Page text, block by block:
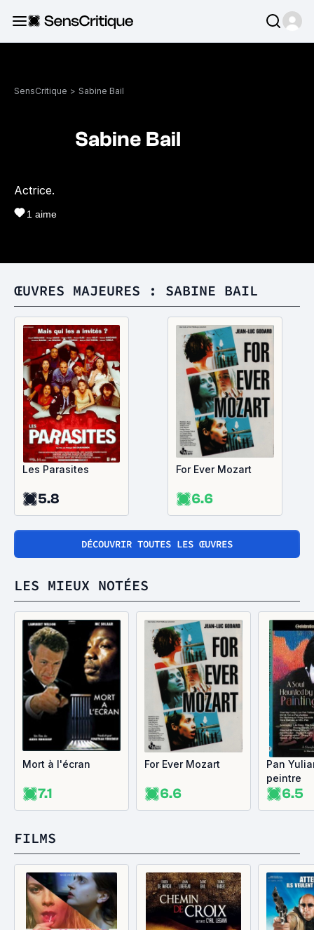
SensCritique > Sabine Bail
Sabine Bail
Actrice.
1 aime
ŒUVRES MAJEURES : SABINE BAIL
Les Parasites
5.8
For Ever Mozart
6.6
DÉCOUVRIR TOUTES LES ŒUVRES
LES MIEUX NOTÉES
Mort à l'écran
7.1
For Ever Mozart
6.6
Pan
peintre
6.5
FILMS